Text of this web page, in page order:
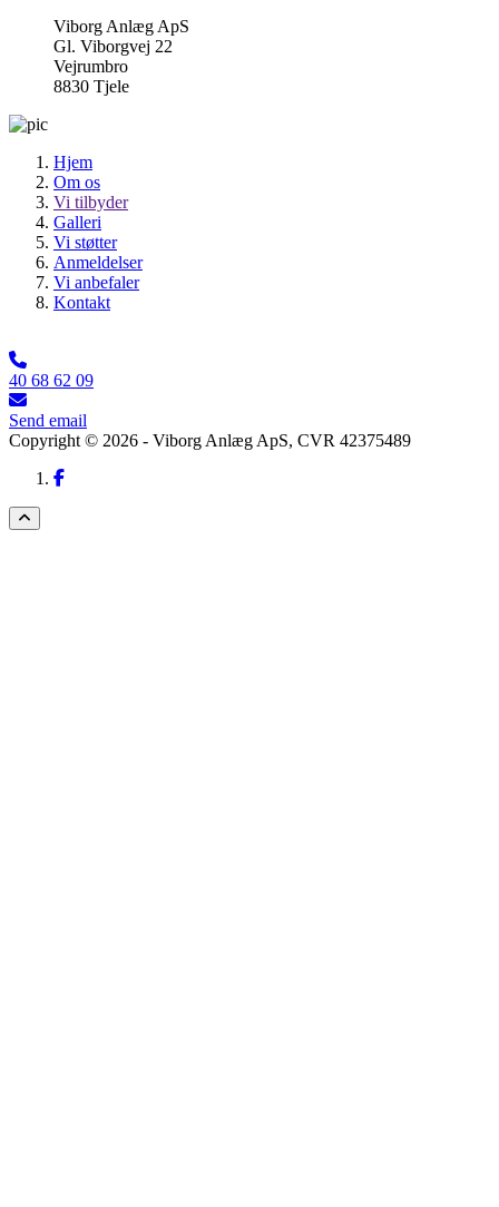
Viborg Anlæg ApS
Gl. Viborgvej 22
Vejrumbro
8830 Tjele
Hjem
Om os
Vi tilbyder
Galleri
Vi støtter
Anmeldelser
Vi anbefaler
Kontakt
40 68 62 09
Send email
Copyright © 2026 - Viborg Anlæg ApS, CVR 42375489